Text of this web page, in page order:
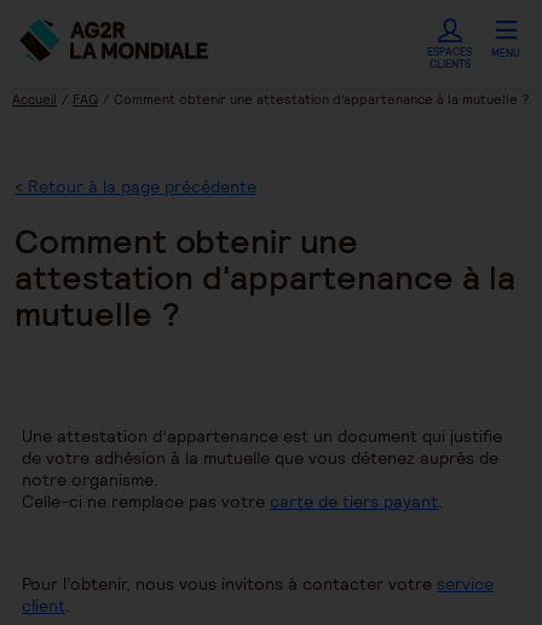
ESPACES
CLIENTS
MENU
Accueil FAQ Comment obtenir une attestation d'appartenance à la mutuelle ?
< Retour à la page précédente
Comment obtenir une
attestation d'appartenance à la
mutuelle ?
Une attestation d’appartenance est un document qui justifie
de votre adhésion à la mutuelle que vous détenez auprès de
notre organisme.
Celle-ci ne remplace pas votre carte de tiers payant.
Pour l’obtenir, nous vous invitons à contacter votre service
client.